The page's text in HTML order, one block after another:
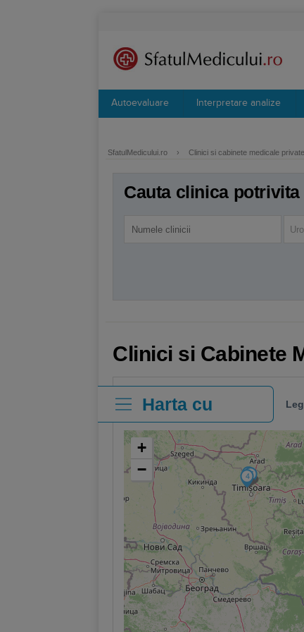
Autoevaluare Interpretare analize
SfatulMedicului.ro › Clinici si cabinete medicale private
Cauta clinica potrivita
Clinici si Cabinete
Harta cu
clinici
47
14
+
−